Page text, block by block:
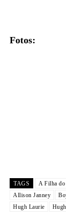
Fotos:
TAGS A Filha
Allison Janney
Hugh Laurie